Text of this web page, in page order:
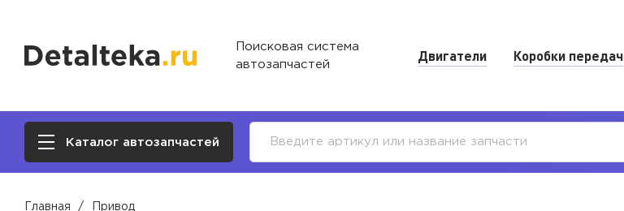
Поисковая система
автозапчастей
Двигатели Коробки передач
Каталог автозапчастей
Главная Привод